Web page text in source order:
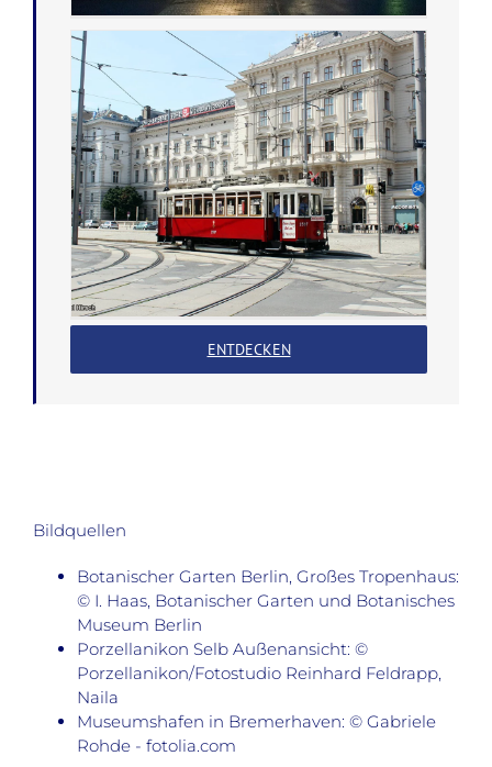
ENTDECKEN
Bildquellen
Botanischer Garten Berlin, Großes Tropenhaus:
© I. Haas, Botanischer Garten und Botanisches
Museum Berlin
Porzellanikon Selb Außenansicht: ©
Porzellanikon/Fotostudio Reinhard Feldrapp,
Naila
Museumshafen in Bremerhaven: © Gabriele
Rohde - fotolia.com